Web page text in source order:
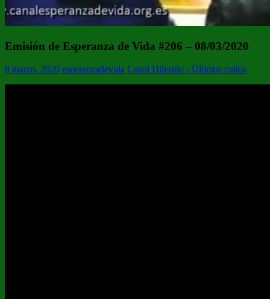
Emisión de Esperanza de Vida #206 – 08/03/2020
8 marzo, 2020 esperanzadevida Canal Diferido - Últimos cultos